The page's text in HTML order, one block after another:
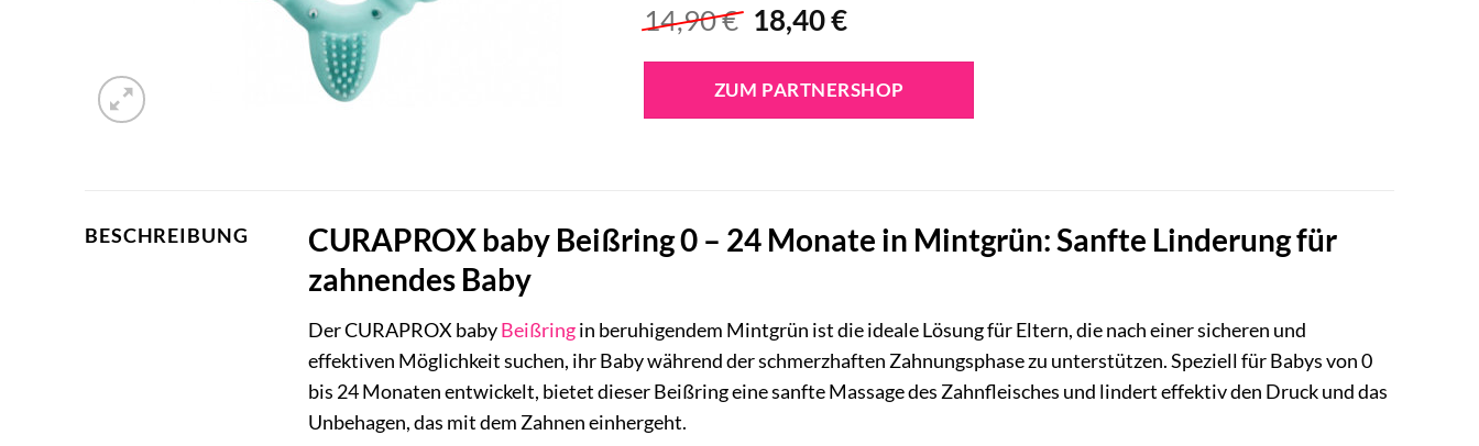
14,90€ Ursprünglicher
Preis
war:
14,90 €
18,40€Aktueller
ist:
18,40 €.
ZUM PARTNERSHOP
BESCHREIBUNG
CURAPROX baby Beißring 0 – 24 Monate in Mintgrün: Sanfte Linderung für
zahnendes Baby
Der CURAPROX babyBeißringin beruhigendem Mintgrün ist die ideale Lösung für Eltern, die nach einer sicheren und
effektiven Möglichkeit suchen, ihr Baby während der schmerzhaften Zahnungsphase zu unterstützen. Speziell für Babys von 0
bis 24 Monaten entwickelt, bietet dieser Beißring eine sanfte Massage des Zahnfleisches und lindert effektiv den Druck und das
Unbehagen, das mit dem Zahnen einhergeht.